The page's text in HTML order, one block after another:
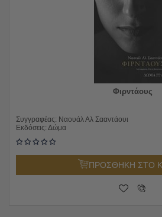
Φιρντάους
Συγγραφέας: Ναουάλ Αλ Σααντάουι
Εκδόσεις: Δώμα
ΠΡΟΣΘΗΚΗ ΣΤΟ